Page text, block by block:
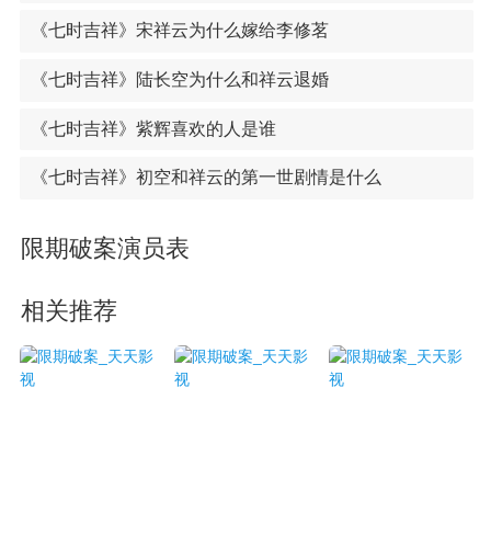
《七时吉祥》宋祥云为什么嫁给李修茗
《七时吉祥》陆长空为什么和祥云退婚
《七时吉祥》紫辉喜欢的人是谁
《七时吉祥》初空和祥云的第一世剧情是什么
限期破案演员表
相关推荐